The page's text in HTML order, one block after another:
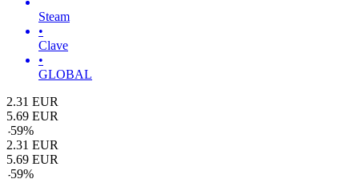
Steam
•
Clave
•
GLOBAL
2.31 EUR
5.69 EUR
-59%
2.31 EUR
5.69 EUR
-59%